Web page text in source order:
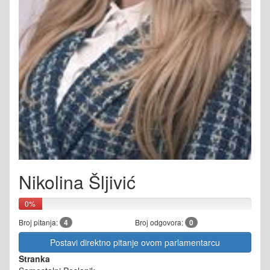
Nikolina Šljivić
0%
Broj pitanja: 4 Broj odgovora: 0
Postavi direktno pitanje ovom parlamentarcu
Stranka